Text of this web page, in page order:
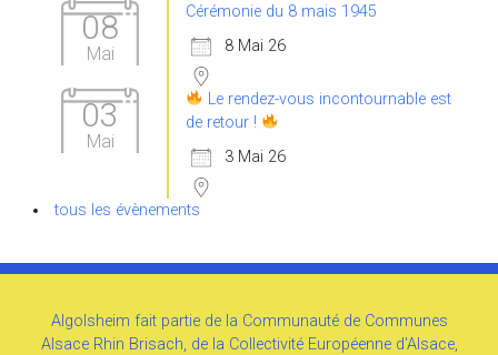
08
Mai
Cérémonie du 8 mais 1945
8 Mai 26
03
Mai
Le rendez-vous incontournable est
de retour !
3 Mai 26
tous les évènements
Algolsheim fait partie de la Communauté de Communes
Alsace Rhin Brisach, de la Collectivité Européenne d'Alsace,